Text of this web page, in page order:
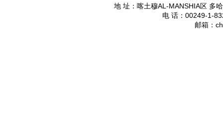
地 址：喀土穆AL-MANSHIA区 多
电 话： 00249-1-
邮箱：